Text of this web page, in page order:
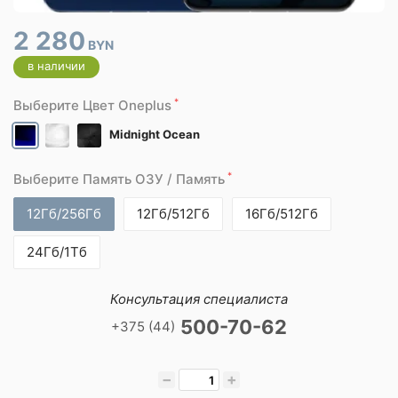
2 280 BYN
в наличии
Выберите Цвет Oneplus *
Midnight Ocean
Выберите Память ОЗУ / Память *
12Гб/256Гб 12Гб/512Гб 16Гб/512Гб
24Гб/1Тб
Консультация специалиста
+375 (44) 500-70-62
− +